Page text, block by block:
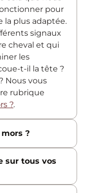
pour
plus adaptée.
signaux
cheval et qui
les
t-il la tête ?
Nous vous
rubrique
?.
?
sur tous vos